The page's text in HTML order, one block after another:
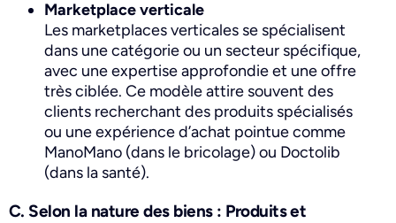
Marketplace verticale
Les marketplaces verticales se spécialisent
dans une catégorie ou un secteur spécifique,
avec une expertise approfondie et une offre
très ciblée. Ce modèle attire souvent des
clients recherchant des produits spécialisés
ou une expérience d’achat pointue comme
ManoMano (dans le bricolage) ou Doctolib
(dans la santé).
C. Selon la nature des biens : Produits et